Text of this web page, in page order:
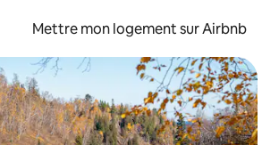
Mettre mon logement sur Airbnb